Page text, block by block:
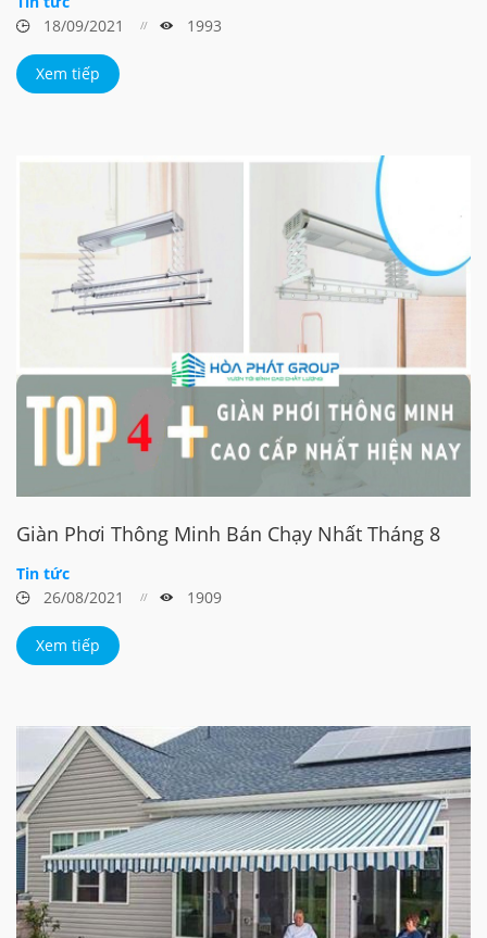
18/09/2021
1993
Xem tiếp
Giàn Phơi Thông Minh Bán Chạy Nhất Tháng 8
Tin tức
26/08/2021
1909
Xem tiếp